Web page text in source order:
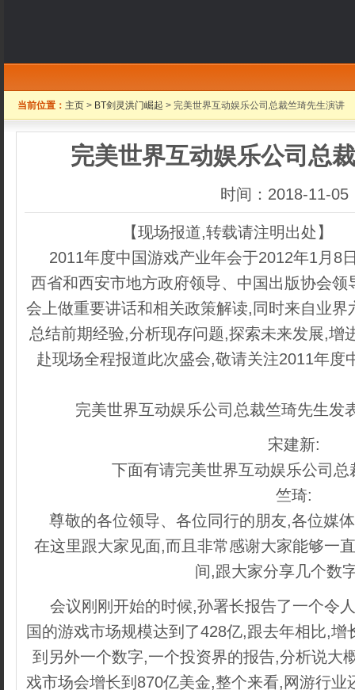
当前位置： 主页 > BT剑灵洪门崛起 > 完美世界互动娱乐公司总裁竺琦先生演讲
完美世界互动娱乐公司总
时间：2018-11-05
【现场报道,转载请注明出处】
2011年度中国游戏产业年会于2012年1月8
西省和西安市地方政府领导、中国出版协会
会上做重要讲话和相关政策解读,同时来自业
总结前期经验,分析现存问题,探索未来发展,增
赴现场全程报道此次盛会,敬请关注2011年度
完美世界互动娱乐公司总裁竺琦先生发
宋建新:
下面有请完美世界互动娱乐公司
竺琦:
尊敬的各位领导、各位同行的朋友,各位媒
在这里跟大家见面,而且非常感谢大家能够一
间,跟大家分享几个数
会议刚刚开始的时候,孙署长报告了一个令
国的游戏市场规模达到了428亿,跟去年相比,
到另外一个数字,一个投资界的报告,分析说大
戏市场会增长到870亿美金,整个来看,网游行业